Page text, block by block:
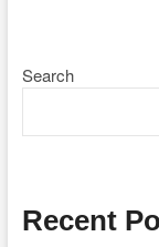
Search
Recent